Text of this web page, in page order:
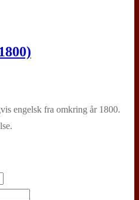
engelsk fra omkring år 1800.